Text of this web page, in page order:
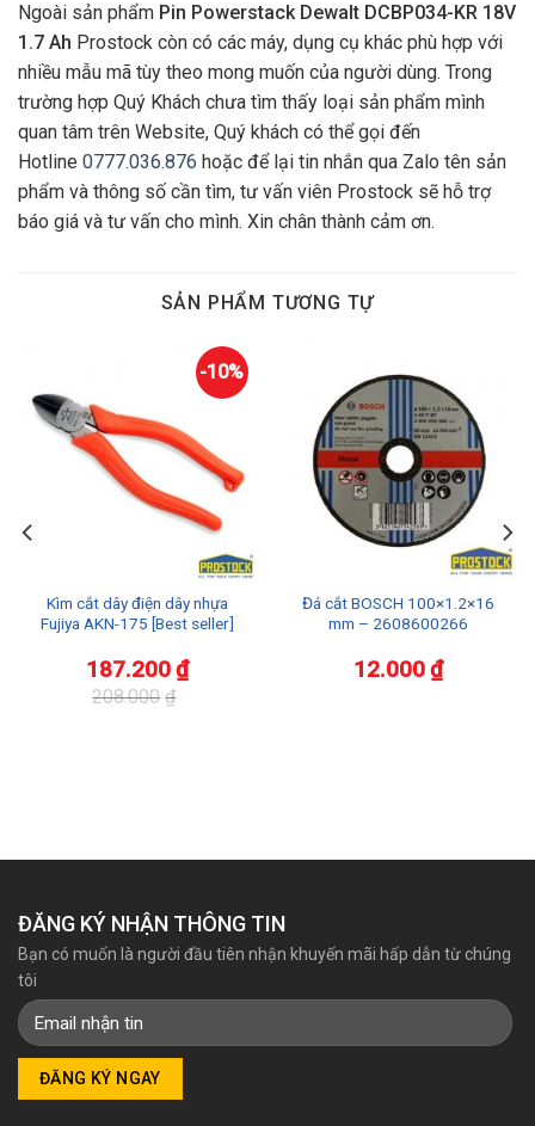
Ngoài sản phẩm Pin Powerstack Dewalt DCBP034-KR 18V
1.7 Ah Prostock còn có các máy, dụng cụ khác phù hợp với
nhiều mẫu mã tùy theo mong muốn của người dùng. Trong
trường hợp Quý Khách chưa tìm thấy loại sản phẩm mình
quan tâm trên Website, Quý khách có thể gọi đến
Hotline 0777.036.876 hoặc để lại tin nhắn qua Zalo tên sản
phẩm và thông số cần tìm, tư vấn viên Prostock sẽ hỗ trợ
báo giá và tư vấn cho mình. Xin chân thành cảm ơn.
SẢN PHẨM TƯƠNG TỰ
-10%
Kìm cắt dây điện dây nhựa
Fujiya AKN-175 [Best seller]
208.000 ₫
187.200₫
Đá cắt BOSCH 100×1.2×16
mm – 2608600266
12.000₫
ĐĂNG KÝ NHẬN THÔNG TIN
Bạn có muốn là người đầu tiên nhận khuyến mãi hấp dẫn từ chúng
tôi